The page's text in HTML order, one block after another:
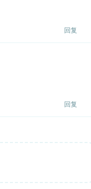
回复
回复